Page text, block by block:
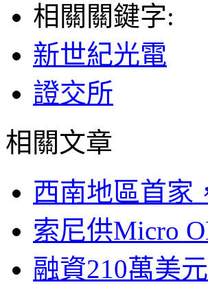
相關關鍵字:
新世紀光電
證交所
相關文章
西南地區首家
索尼供Micro
融資210萬美